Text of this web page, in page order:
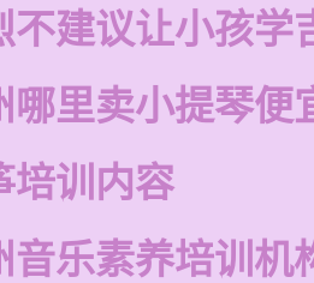
不建议让小孩学
哪里卖小提琴便
培训内容
音乐素养培训机